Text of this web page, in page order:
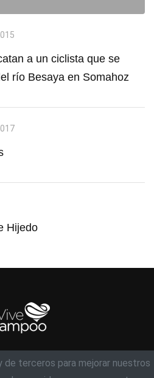
de terceros para mejorar nuestros
a un ciclista que se
río Besaya en Somahoz
Hijedo
milímetros, S.C